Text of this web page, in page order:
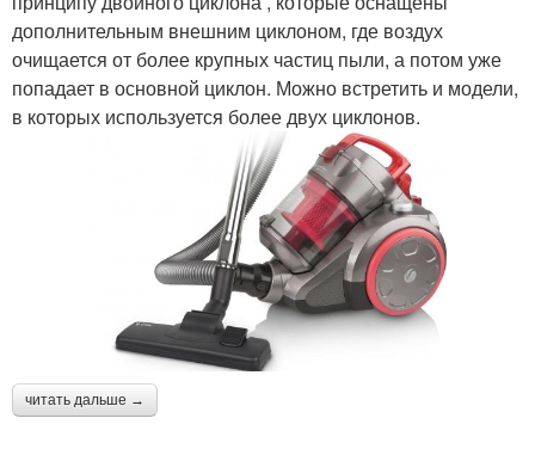
дополнительным внешним циклоном, где воздух
очищается от более крупных частиц пыли, а потом уже
попадает в основной циклон. Можно встретить и модели,
в которых используется более двух циклонов.
читать дальше →